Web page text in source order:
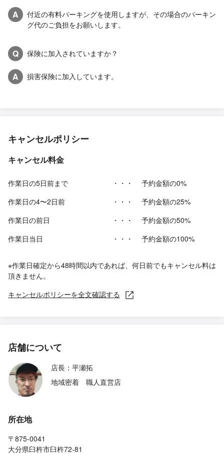
A
付近の有料パーキングを使用しますが、その場合のパーキン
グ代のご負担をお願いします。
Q 保険に加入されていますか？
A 損害保険に加入しています。
キャンセルポリシー
キャンセル料金
作業日の5日前まで ・・・
予約金額の0%
作業日の4〜2日前
・・・
予約金額の25%
作業日の前日
・・・
予約金額の50%
作業日当日
・・・ 予約金額の100%
※作業日確定から48時間以内であれば、何日前でもキャンセル料は
頂きません。
キャンセルポリシーを全文確認する
店舗について
店長：平瀬拓
地域密着 職人直営店
所在地
〒875-0041
大分県臼杵市臼杵72-81